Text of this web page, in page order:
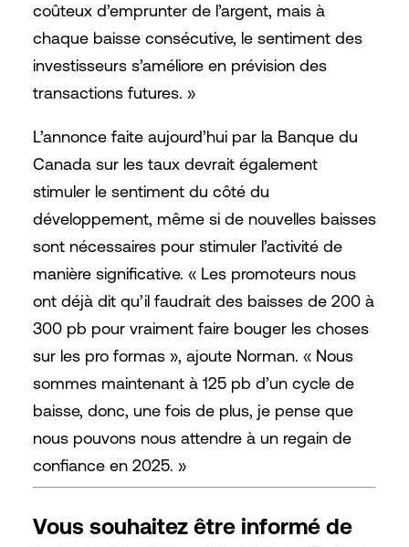
coûteux d’emprunter de l’argent, mais à
chaque baisse consécutive, le sentiment des
investisseurs s’améliore en prévision des
transactions futures. »
L’annonce faite aujourd’hui par la Banque du
Canada sur les taux devrait également
stimuler le sentiment du côté du
développement, même si de nouvelles baisses
sont nécessaires pour stimuler l’activité de
manière significative. « Les promoteurs nous
ont déjà dit qu’il faudrait des baisses de 200 à
300 pb pour vraiment faire bouger les choses
sur les pro formas », ajoute Norman. « Nous
sommes maintenant à 125 pb d’un cycle de
baisse, donc, une fois de plus, je pense que
nous pouvons nous attendre à un regain de
confiance en 2025. »
Vous souhaitez être informé de